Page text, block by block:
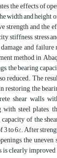
the effects of
width and height
strength and the
stiffness, stress
and
method in
the bearing
reduced. The
restoring the
shear walls
steel plates,
of the
to 6%. After
the
is clearly